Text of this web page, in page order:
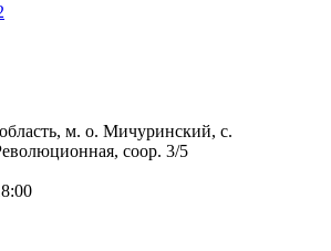
м. о. Мичуринский, с.
соор. 3/5